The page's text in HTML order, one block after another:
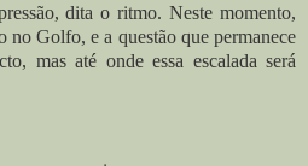
dita o ritmo. Neste momento,
no Golfo, e a questão que permanece
mas até onde essa escalada será